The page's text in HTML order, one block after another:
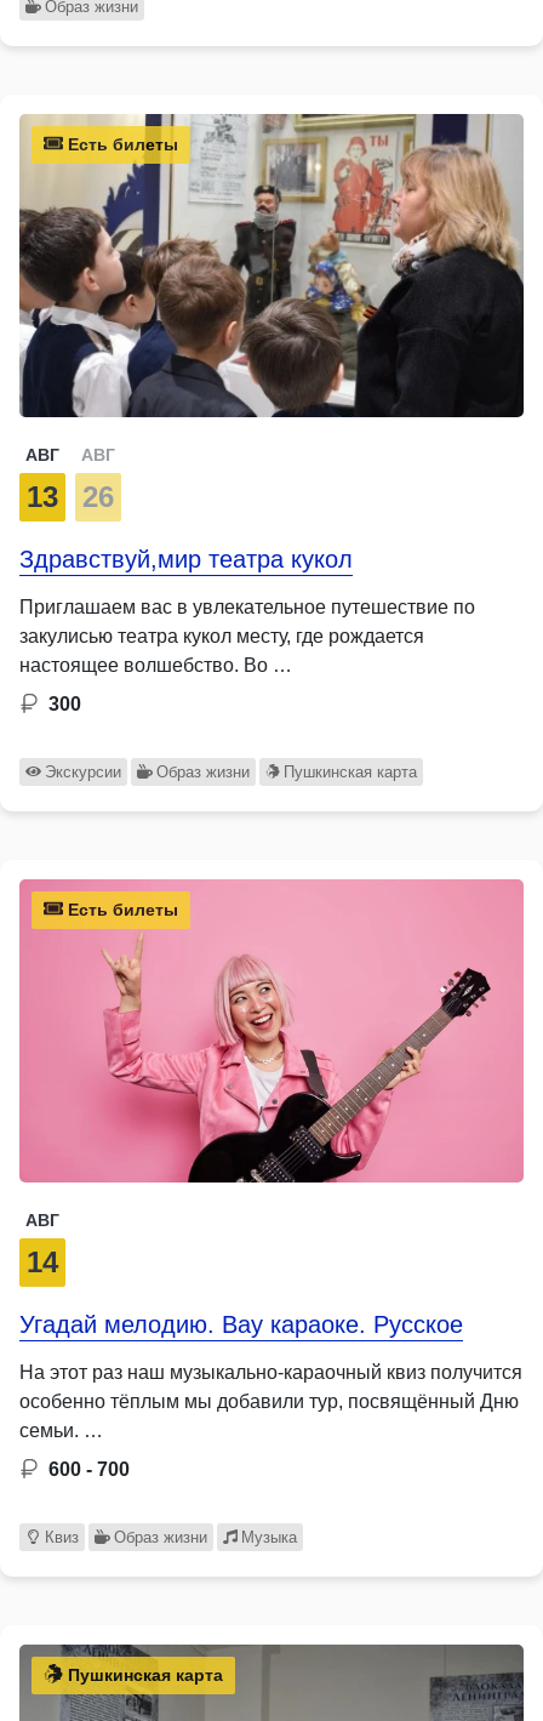
Образ жизни
Есть билеты
АВГ
13
АВГ
26
Здравствуй,мир театра кукол
Приглашаем вас в увлекательное путешествие по
закулисью театра кукол месту, где рождается
настоящее волшебство. Во …
300
Экскурсии Образ жизни Пушкинская карта
Есть билеты
АВГ
14
Угадай мелодию. Вау караоке. Русское
На этот раз наш музыкально-караочный квиз получится
особенно тёплым мы добавили тур, посвящённый Дню
семьи. …
600 - 700
Квиз Образ жизни Музыка
Пушкинская карта